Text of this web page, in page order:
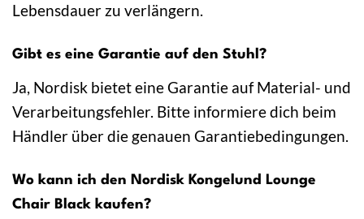
Lebensdauer zu verlängern.
Gibt es eine Garantie auf den Stuhl?
Ja, Nordisk bietet eine Garantie auf Material- und
Verarbeitungsfehler. Bitte informiere dich beim
Händler über die genauen Garantiebedingungen.
Wo kann ich den Nordisk Kongelund Lounge
Chair Black kaufen?